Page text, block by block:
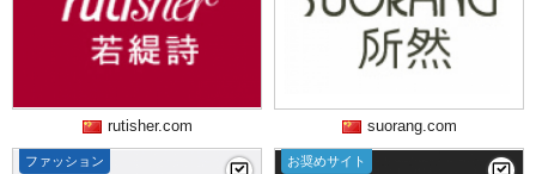
rutisher.com suorang.com
ファッション お奨めサイト